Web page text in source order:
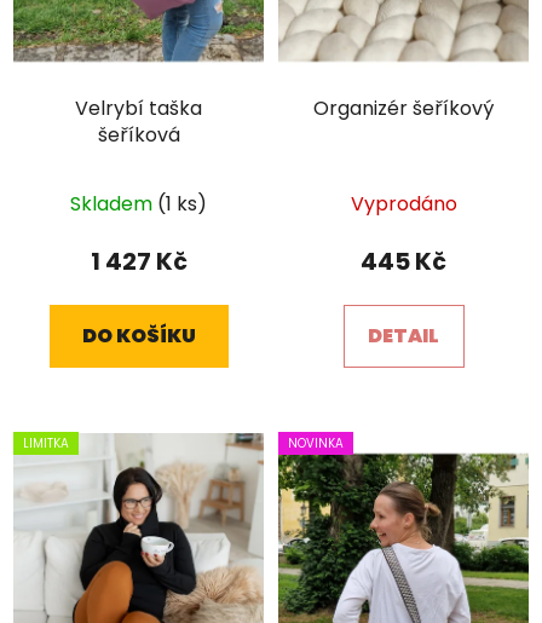
Velrybí taška
šeříková
Skladem (1 ks)
1 427 Kč
DO KOŠÍKU
Organizér šeříkový
Vyprodáno
445 Kč
DETAIL
LIMITKA NOVINKA
×
Je libo SLEVA 15 %
POŠLETE MI SLEVU
Ochrana osobních údajů